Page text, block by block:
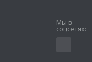
Мы в
соцсетях: